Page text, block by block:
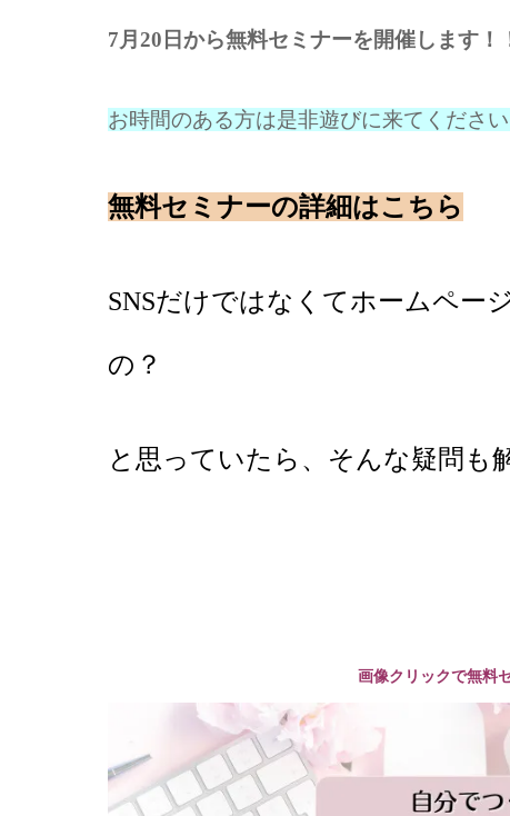
7月20日から無料セミナーを開催します！
お時間のある方は是非遊びに来てくださ
無料セミナーの詳細はこちら
SNSだけではなくてホームペー
の？
と思っていたら、そんな疑問も
画像クリックで無料